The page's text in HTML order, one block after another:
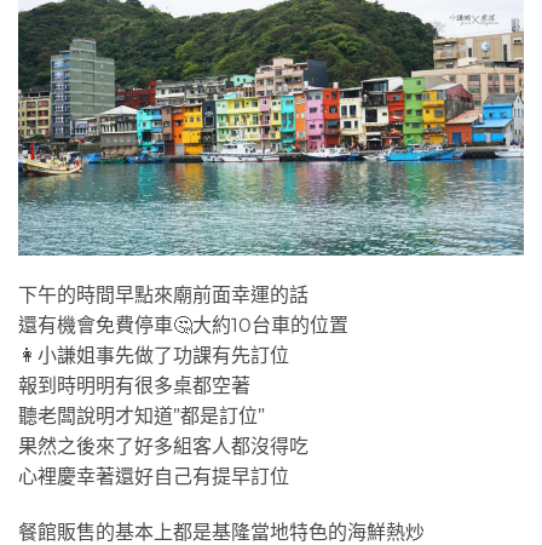
下午的時間早點來廟前面幸運的話
還有機會免費停車🤔大約10台車的位置
👩小謙姐事先做了功課有先訂位
報到時明明有很多桌都空著
聽老闆說明才知道”都是訂位”
果然之後來了好多組客人都沒得吃
心裡慶幸著還好自己有提早訂位
餐館販售的基本上都是基隆當地特色的海鮮熱炒